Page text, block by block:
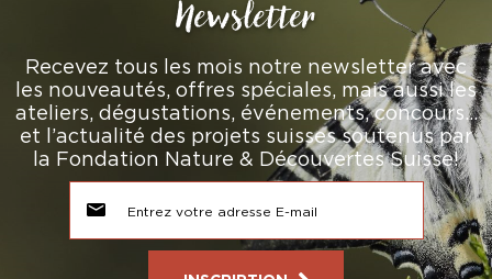
Newsletter
Recevez tous les mois notre newsletter avec
les nouveautés, offres spéciales, mais aussi les
ateliers, dégustations, événements, concours…
et l’actualité des projets suisses soutenus par
la Fondation Nature & Découvertes Suisse!